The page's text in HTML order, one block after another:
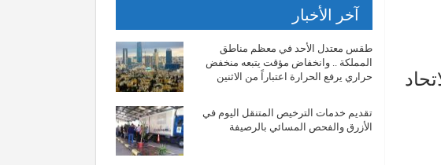
آخر الأخبار
طقس معتدل الأحد في معظم مناطق
المملكة .. وانخفاض مؤقت يتبعه منخفض
حراري يرفع الحرارة اعتباراً من الاثنين
تقديم خدمات الترخيص المتنقل اليوم في
الأزرق والفحص المسائي بالرصيفة